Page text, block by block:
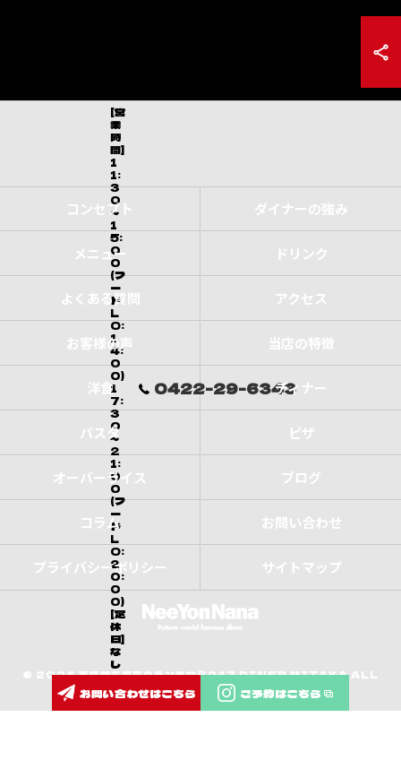
0422-29-6343
[営
業
時
間]
1
1:
3
0
～
1
5:
0
0
(フ
ー
ド
L
O:
1
4:
0
0)
1
7:
3
0
～
2
1:
0
0
(フ
ー
ド
L
O:
2
0:
0
0)
[定
休
日]
な
し
お問い合わせはこちら ご予約はこちら
コンセプト ダイナーの強み
メニュー ドリンク
よくある質問 アクセス
お客様の声 当店の特徴
洋食 ディナー
パスタ ピザ
オーバーライス ブログ
コラム お問い合わせ
プライバシーポリシー サイトマップ
© 2026 東京都三鷹市のランチなら247 DINER MITAKA ALL
RIGHTS RESERVED.